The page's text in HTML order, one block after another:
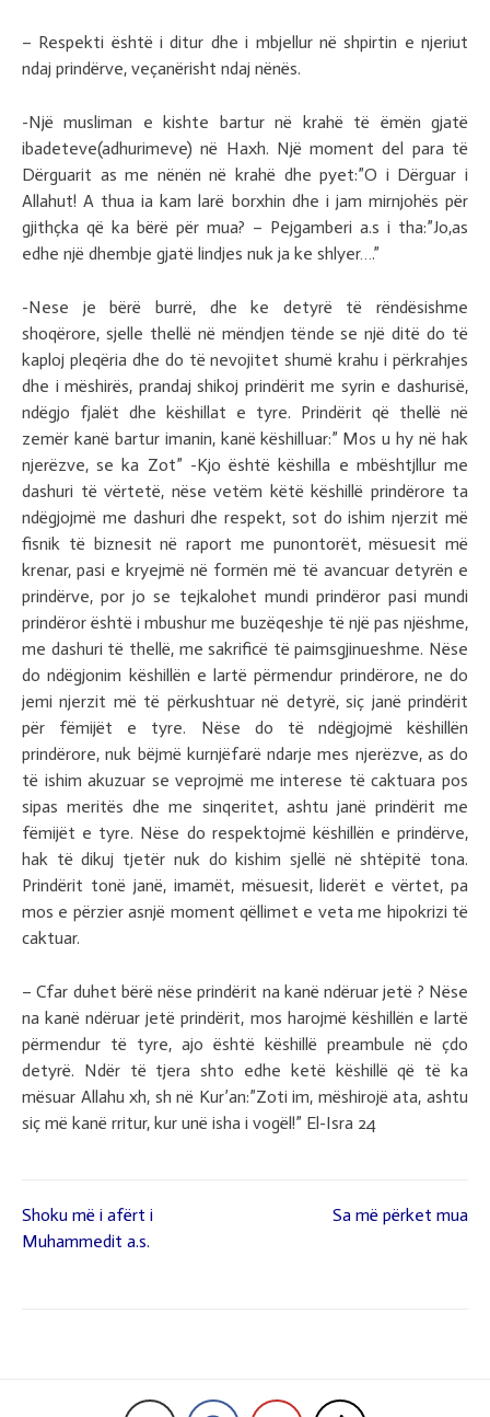
– Respekti është i ditur dhe i mbjellur në shpirtin e njeriut
ndaj prindërve, veçanërisht ndaj nënës.
-Një musliman e kishte bartur në krahë të ëmën gjatë
ibadeteve(adhurimeve) në Haxh. Një moment del para të
Dërguarit as me nënën në krahë dhe pyet:”O i Dërguar i
Allahut! A thua ia kam larë borxhin dhe i jam mirnjohës për
gjithçka që ka bërë për mua? – Pejgamberi a.s i tha:”Jo,as
edhe një dhembje gjatë lindjes nuk ja ke shlyer….”
-Nese je bërë burrë, dhe ke detyrë të rëndësishme
shoqërore, sjelle thellë në mëndjen tënde se një ditë do të
kaploj pleqëria dhe do të nevojitet shumë krahu i përkrahjes
dhe i mëshirës, prandaj shikoj prindërit me syrin e dashurisë,
ndëgjo fjalët dhe këshillat e tyre. Prindërit që thellë në
zemër kanë bartur imanin, kanë këshilluar:” Mos u hy në hak
njerëzve, se ka Zot” -Kjo është këshilla e mbështjllur me
dashuri të vërtetë, nëse vetëm këtë këshillë prindërore ta
ndëgjojmë me dashuri dhe respekt, sot do ishim njerzit më
fisnik të biznesit në raport me punontorët, mësuesit më
krenar, pasi e kryejmë në formën më të avancuar detyrën e
prindërve, por jo se tejkalohet mundi prindëror pasi mundi
prindëror është i mbushur me buzëqeshje të një pas njëshme,
me dashuri të thellë, me sakrificë të paimsgjinueshme. Nëse
do ndëgjonim këshillën e lartë përmendur prindërore, ne do
jemi njerzit më të përkushtuar në detyrë, siç janë prindërit
për fëmijët e tyre. Nëse do të ndëgjojmë këshillën
prindërore, nuk bëjmë kurnjëfarë ndarje mes njerëzve, as do
të ishim akuzuar se veprojmë me interese të caktuara pos
sipas meritës dhe me sinqeritet, ashtu janë prindërit me
fëmijët e tyre. Nëse do respektojmë këshillën e prindërve,
hak të dikuj tjetër nuk do kishim sjellë në shtëpitë tona.
Prindërit tonë janë, imamët, mësuesit, liderët e vërtet, pa
mos e përzier asnjë moment qëllimet e veta me hipokrizi të
caktuar.
– Cfar duhet bërë nëse prindërit na kanë ndëruar jetë ? Nëse
na kanë ndëruar jetë prindërit, mos harojmë këshillën e lartë
përmendur të tyre, ajo është këshillë preambule në çdo
detyrë. Ndër të tjera shto edhe ketë këshillë që të ka
mësuar Allahu xh, sh në Kur’an:”Zoti im, mëshirojë ata, ashtu
siç më kanë rritur, kur unë isha i vogël!” El-Isra 24
Lëvizje
Shoku më i afërt i
Muhammedit a.s.
Sa më përket mua